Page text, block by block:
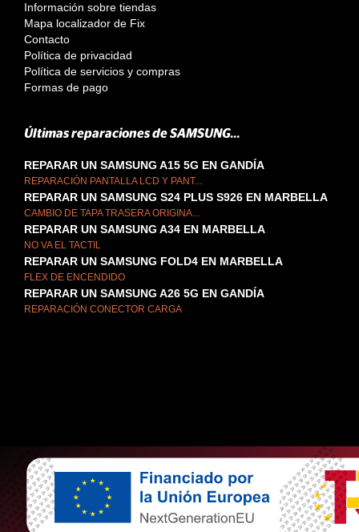
Información sobre tiendas
Mapa localizador de Fix
Contacto
Política de privacidad
Política de servicios y compras
Formas de pago
Últimas reparaciones de SAMSUNG...
REPARAR UN SAMSUNG A15 5G EN GANDÍA
REPARACIÓN PANTALLA LCD Y PANT...
REPARAR UN SAMSUNG S24 PLUS S926 EN MARBELLA
CAMBIO DE TAPA TRASERA ORIGINA...
REPARAR UN SAMSUNG A34 EN MARBELLA
NO VA EL TACTIL
REPARAR UN SAMSUNG FOLD4 EN MARBELLA
FLEX DE ENCENDIDO
REPARAR UN SAMSUNG A26 5G EN GANDÍA
REPARACIÓN CONECTOR CARGA